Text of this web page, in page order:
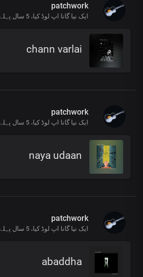
patchwork
ایک نیا گانا اپ لوڈ کیا، 5 سال پہلے
chann varlai
patchwork
ایک نیا گانا اپ لوڈ کیا، 5 سال پہلے
naya udaan
patchwork
ایک نیا گانا اپ لوڈ کیا، 5 سال پہلے
abaddha